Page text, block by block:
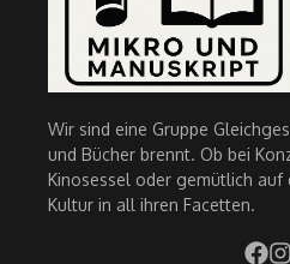
Wir sind eine Gruppe
und Bücher brennt. Ob bei
Kinosessel oder gemütlich auf
Kultur in all ihren Facetten.